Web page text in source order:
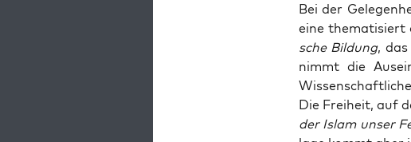
Bei der
eine the­ma­ti­siert
sche Bil­dung,
nimmt die
Die Frei­heit, auf
der Islam unser